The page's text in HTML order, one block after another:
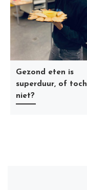
Gezond eten is
superduur, of toch
niet?